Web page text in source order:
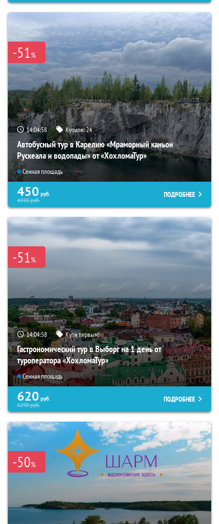
-51%
14:04:57 Купили:24
Автобусный тур в Карелию «Мраморный каньон
Рускеала и водопады» от «ХохломаТур»
Сенная площадь
450 руб.
4550руб.
ПОДРОБНЕЕ
-51%
14:04:57 Купи первым!
Гастрономический тур в Выборг на 1 день от
туроператора «ХохломаТур»
Сенная площадь
620 руб.
6290руб.
ПОДРОБНЕЕ
-50%